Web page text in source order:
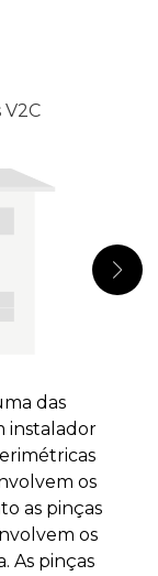
das
instalador
os
as pinças
os
As pinças